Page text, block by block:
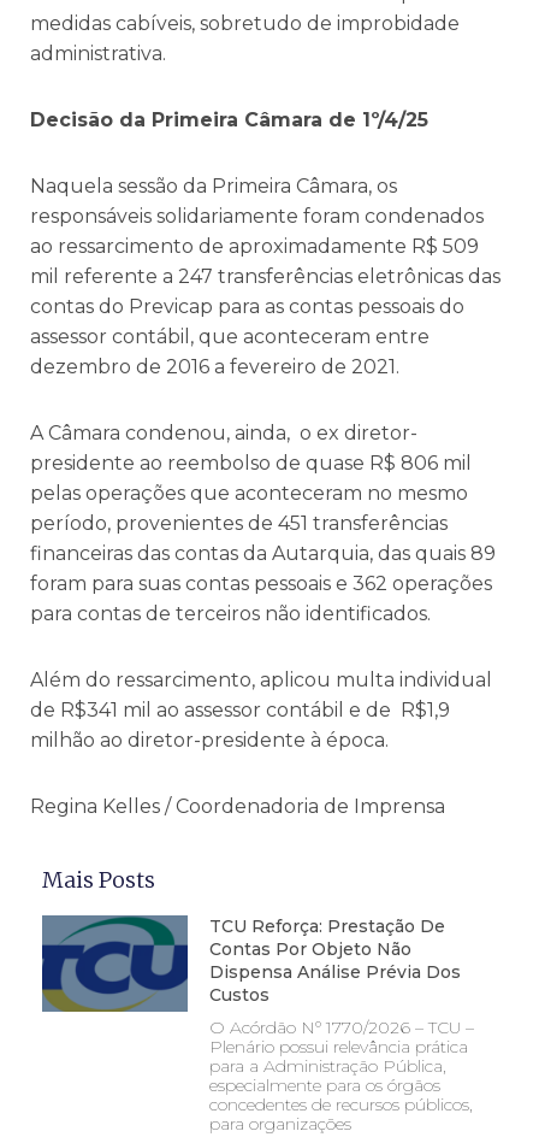
medidas cabíveis, sobretudo de improbidade
administrativa.
Decisão da Primeira Câmara de 1º/4/25
Naquela sessão da Primeira Câmara, os
responsáveis solidariamente foram condenados
ao ressarcimento de aproximadamente R$ 509
mil referente a 247 transferências eletrônicas das
contas do Previcap para as contas pessoais do
assessor contábil, que aconteceram entre
dezembro de 2016 a fevereiro de 2021.
A Câmara condenou, ainda, o ex diretor-
presidente ao reembolso de quase R$ 806 mil
pelas operações que aconteceram no mesmo
período, provenientes de 451 transferências
financeiras das contas da Autarquia, das quais 89
foram para suas contas pessoais e 362 operações
para contas de terceiros não identificados.
Além do ressarcimento, aplicou multa individual
de R$341 mil ao assessor contábil e de R$1,9
milhão ao diretor-presidente à época.
Regina Kelles / Coordenadoria de Imprensa
Mais Posts
TCU Reforça: Prestação De
Contas Por Objeto Não
Dispensa Análise Prévia Dos
Custos
O Acórdão Nº 1770/2026 – TCU –
Plenário possui relevância prática
para a Administração Pública,
especialmente para os órgãos
concedentes de recursos públicos,
para organizações